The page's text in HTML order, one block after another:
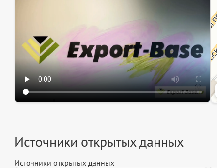
Источники открытых данных
Источники открытых данных